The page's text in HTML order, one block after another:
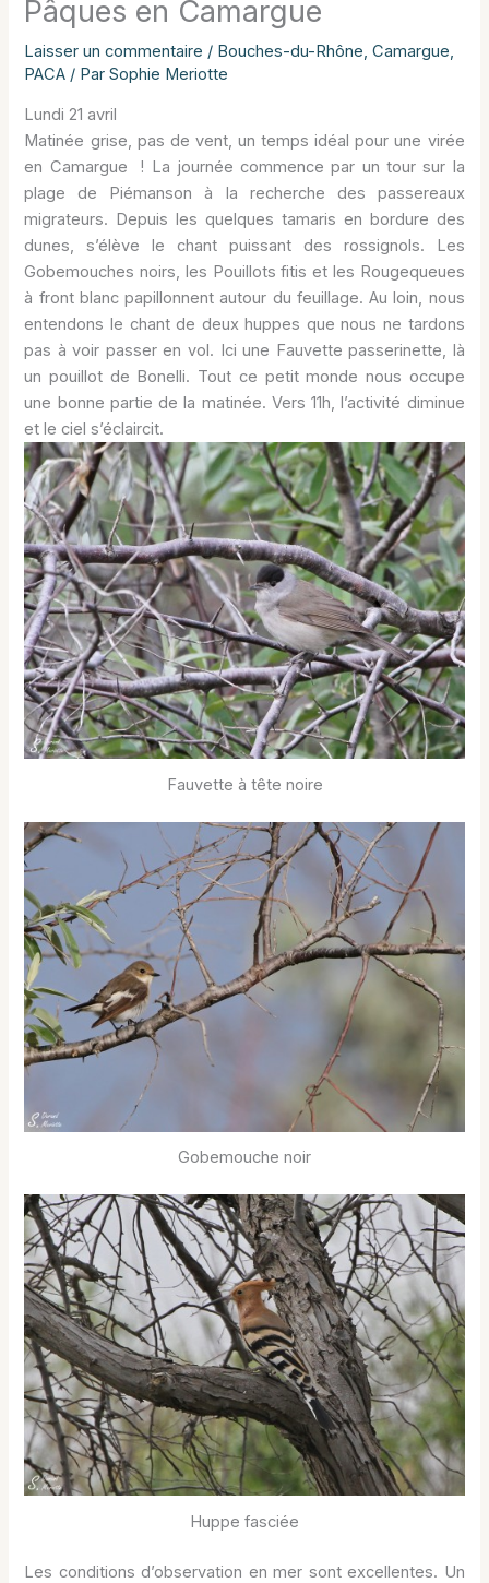
Pâques en Camargue
Laisser un commentaire / Bouches-du-Rhône,Camargue,
PACA / ParSophie Meriotte
Lundi 21 avril
Matinée grise, pas de vent, un temps idéal pour une virée
en Camargue ! La journée commence par un tour sur la
plage de Piémanson à la recherche des passereaux
migrateurs. Depuis les quelques tamaris en bordure des
dunes, s’élève le chant puissant des rossignols. Les
Gobemouches noirs, les Pouillots fitis et les Rougequeues
à front blanc papillonnent autour du feuillage. Au loin, nous
entendons le chant de deux huppes que nous ne tardons
pas à voir passer en vol. Ici une Fauvette passerinette, là
un pouillot de Bonelli. Tout ce petit monde nous occupe
une bonne partie de la matinée. Vers 11h, l’activité diminue
et le ciel s’éclaircit.
Fauvette à tête noire
Gobemouche noir
Huppe fasciée
Les conditions d’observation en mer sont excellentes. Un